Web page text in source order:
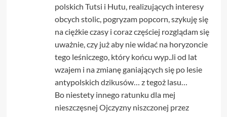
polskich Tutsi i Hutu, realizujących interesy
obcych stolic, pogryzam popcorn, szykuję się
na ciężkie czasy i coraz częściej rozglądam się
uważnie, czy już aby nie widać na horyzoncie
tego leśniczego, który końcu wyp..li od lat
wzajem i na zmianę ganiających się po lesie
antypolskich dzikusów… z tegoż lasu…
Bo niestety innego ratunku dla mej
nieszczęsnej Ojczyzny niszczonej przez